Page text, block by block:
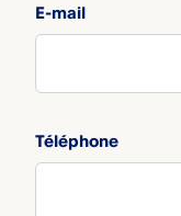
E-mail
Téléphone